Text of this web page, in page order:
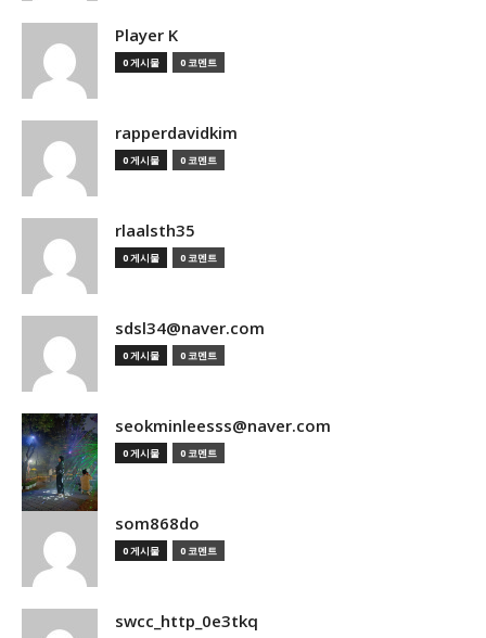
Player K
0 게시물 0 코멘트
rapperdavidkim
0 게시물 0 코멘트
rlaalsth35
0 게시물 0 코멘트
sdsl34@naver.com
0 게시물 0 코멘트
seokminleesss@naver.com
0 게시물 0 코멘트
som868do
0 게시물 0 코멘트
swcc_http_0e3tkq